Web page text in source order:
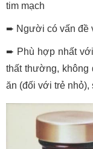
tim mạch
➨ Người có vấn đề
➨ Phù hợp nhất
thất thường, không
ăn (đối với trẻ